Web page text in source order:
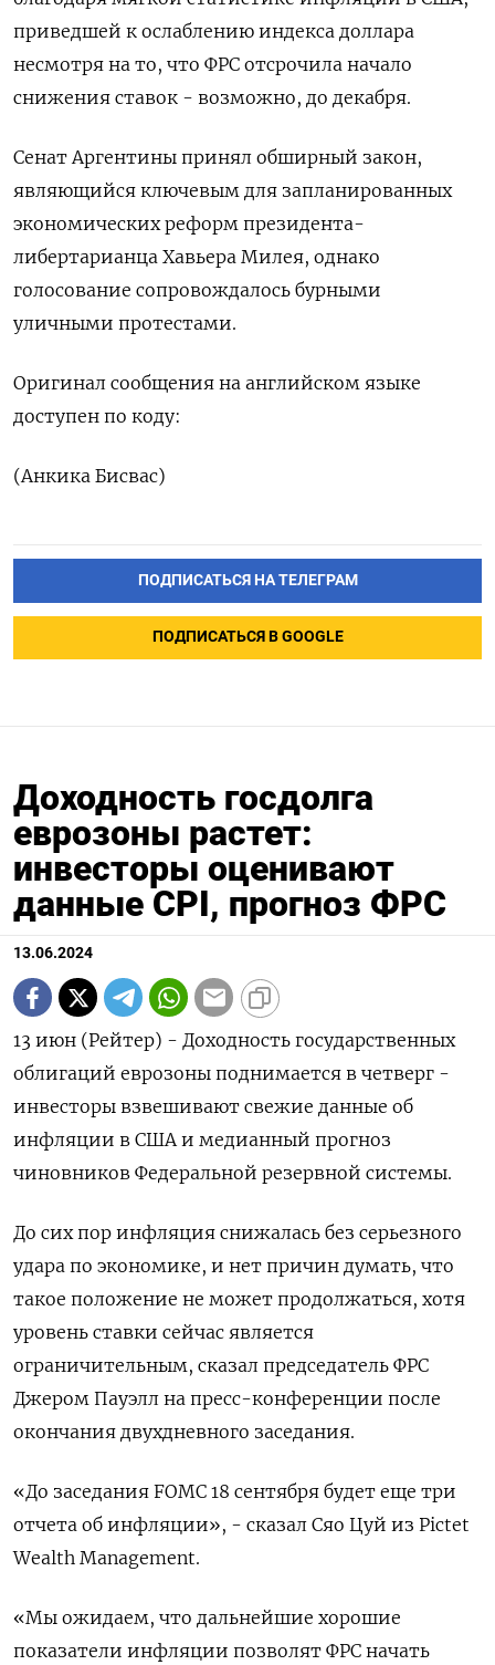
приведшей к ослаблению индекса доллара
несмотря на то, что ФРС отсрочила начало
снижения ставок - возможно, до декабря.
Сенат Аргентины принял обширный закон,
являющийся ключевым для запланированных
экономических реформ президента-
либертарианца Хавьера Милея, однако
голосование сопровождалось бурными
уличными протестами.
Оригинал сообщения на английском языке
доступен по коду:
(Анкика Бисвас)
ПОДПИСАТЬСЯ НА ТЕЛЕГРАМ
ПОДПИСАТЬСЯ В GOOGLE
Доходность госдолга
еврозоны растет:
инвесторы оценивают
данные CPI, прогноз ФРС
13.06.2024
13 июн (Рейтер) - Доходность государственных
облигаций еврозоны поднимается в четверг -
инвесторы взвешивают свежие данные об
инфляции в США и медианный прогноз
чиновников Федеральной резервной системы.
До сих пор инфляция снижалась без серьезного
удара по экономике, и нет причин думать, что
такое положение не может продолжаться, хотя
уровень ставки сейчас является
ограничительным, сказал председатель ФРС
Джером Пауэлл на пресс-конференции после
окончания двухдневного заседания.
«До заседания FOMC 18 сентября будет еще три
отчета об инфляции», - сказал Сяо Цуй из Pictet
Wealth Management.
«Мы ожидаем, что дальнейшие хорошие
показатели инфляции позволят ФРС начать